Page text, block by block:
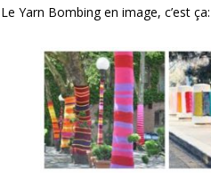
Le Yarn Bombing en image, c’est ça: